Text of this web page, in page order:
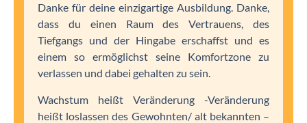
Danke für deine einzigartige Ausbildung. Danke,
dass du einen Raum des Vertrauens, des
Tiefgangs und der Hingabe erschaffst und es
einem so ermöglichst seine Komfortzone zu
verlassen und dabei gehalten zu sein.
Wachstum heißt Veränderung -Veränderung
heißt loslassen des Gewohnten/ alt bekannten –